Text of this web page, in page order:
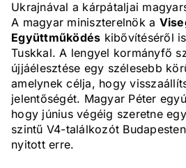
Ukrajnával a kárpátaljai
A magyar miniszterelnök a
Együttműködés kibővítéséről
Tuskkal. A lengyel kormányfő
újjáélesztése egy szélesebb
amelynek célja, hogy
jelentőségét. Magyar Péter
hogy június végéig szeretne
szintű V4-találkozót
nyitott erre.